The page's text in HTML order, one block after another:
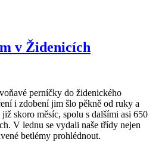
v Židenicích
perníčky do židenického
i zdobení jim šlo pěkně od ruky a
skoro měsíc, spolu s dalšími asi 650
V lednu se vydali naše třídy nejen
betlémy prohlédnout.